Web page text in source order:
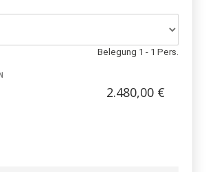
Belegung 1 - 1 Pers.
2.480,00 €